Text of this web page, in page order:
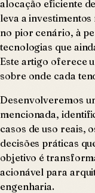
alocação eficiente
leva a
no pior cenário, à
tecnologias que
Este artigo oferece
sobre onde cada
Desenvolveremos
mencionada,
casos de uso reais,
decisões práticas
objetivo é
acionável para
engenharia.